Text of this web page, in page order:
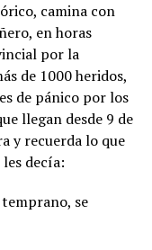
camina con
en horas
por la
de 1000 heridos,
de pánico por los
llegan desde 9 de
y recuerda lo que
decía:
se